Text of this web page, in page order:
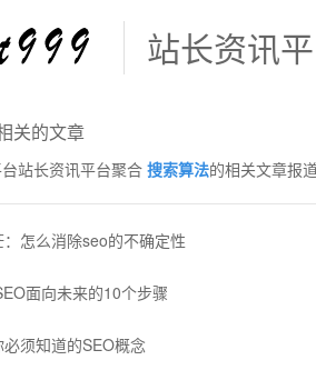
站长资讯
关的文章
站长资讯平台聚合 搜索算法的相关文章报
：怎么消除seo的不确定性
面向未来的10个步骤
须知道的SEO概念